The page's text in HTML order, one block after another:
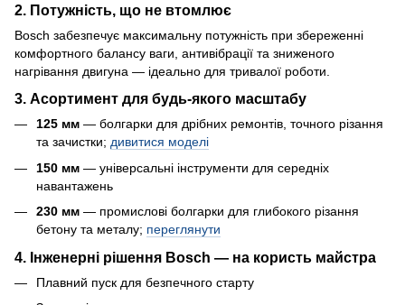
2. Потужність, що не втомлює
Bosch забезпечує максимальну потужність при збереженні
комфортного балансу ваги, антивібрації та зниженого
нагрівання двигуна — ідеально для тривалої роботи.
3. Асортимент для будь-якого масштабу
125 мм — болгарки для дрібних ремонтів, точного різання
та зачистки; дивитися моделі
150 мм — універсальні інструменти для середніх
навантажень
230 мм — промислові болгарки для глибокого різання
бетону та металу; переглянути
4. Інженерні рішення Bosch — на користь майстра
Плавний пуск для безпечного старту